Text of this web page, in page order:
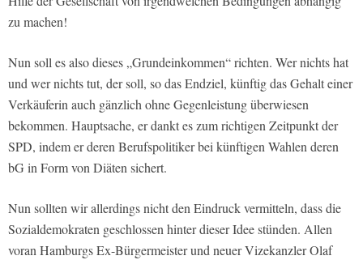
zu machen!
Nun soll es also dieses „Grundeinkommen“ richten. Wer nichts hat
und wer nichts tut, der soll, so das Endziel, künftig das Gehalt einer
Verkäuferin auch gänzlich ohne Gegenleistung überwiesen
bekommen. Hauptsache, er dankt es zum richtigen Zeitpunkt der
SPD, indem er deren Berufspolitiker bei künftigen Wahlen deren
bG in Form von Diäten sichert.
Nun sollten wir allerdings nicht den Eindruck vermitteln, dass die
Sozialdemokraten geschlossen hinter dieser Idee stünden. Allen
voran Hamburgs Ex-Bürgermeister und neuer Vizekanzler Olaf